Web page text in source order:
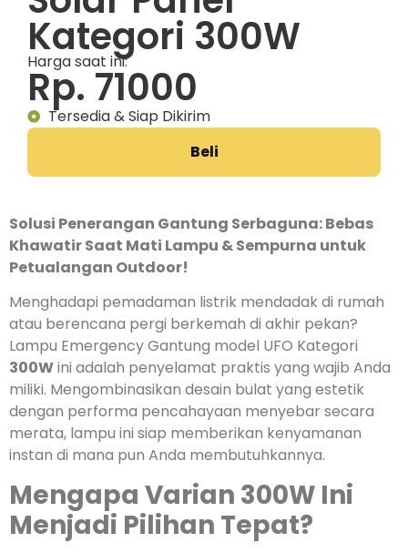
Kategori 300W
Harga saat ini:
Rp. 71000
Tersedia & Siap Dikirim
Beli
Solusi Penerangan Gantung Serbaguna: Bebas
Khawatir Saat Mati Lampu & Sempurna untuk
Petualangan Outdoor!
Menghadapi pemadaman listrik mendadak di rumah
atau berencana pergi berkemah di akhir pekan?
Lampu Emergency Gantung model UFO Kategori
300Wini adalah penyelamat praktis yang wajib Anda
miliki. Mengombinasikan desain bulat yang estetik
dengan performa pencahayaan menyebar secara
merata, lampu ini siap memberikan kenyamanan
instan di mana pun Anda membutuhkannya.
Mengapa Varian 300W Ini
Menjadi Pilihan Tepat?